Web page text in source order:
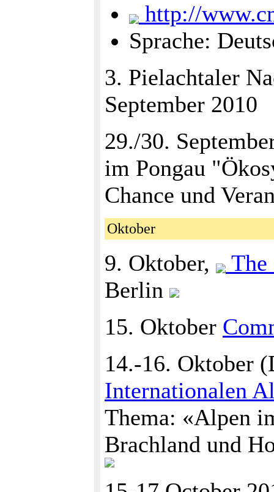
http://
Sprache:
3. Pielachtaler
September 2010
29./30.
im Pongau
Chance und
Oktober
9. Oktober,
The
Berlin
15. Oktober
14.-16. Oktober
Internationalen
Thema: «Alpen
Brachland und